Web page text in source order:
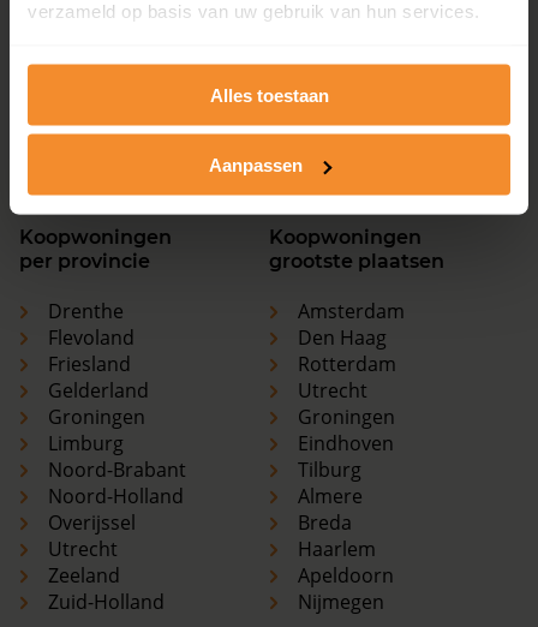
verzameld op basis van uw gebruik van hun services.
Alles toestaan
Aanpassen
Noord-Brabant
Zeeland
Tilburg
Haarlem
Apeldoorn
Nijmegen
Koopwoningen
per provincie
Drenthe
Flevoland
Friesland
Gelderland
Groningen
Limburg
Noord-Brabant
Noord-Holland
Overijssel
Utrecht
Zeeland
Zuid-Holland
Koopwoningen
grootste plaatsen
Amsterdam
Den Haag
Rotterdam
Utrecht
Groningen
Eindhoven
Tilburg
Almere
Breda
Haarlem
Apeldoorn
Nijmegen